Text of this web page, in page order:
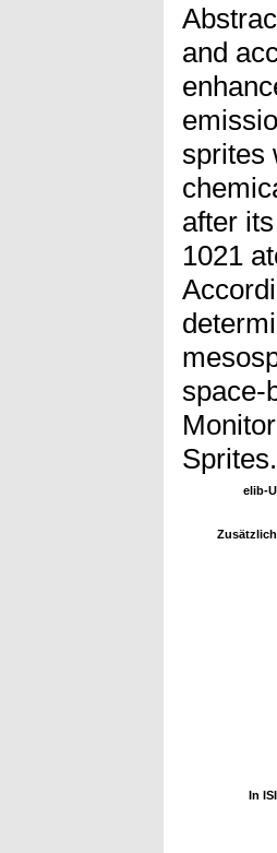
and
sprites
after
1021
space-
Sprites.
elib-
In